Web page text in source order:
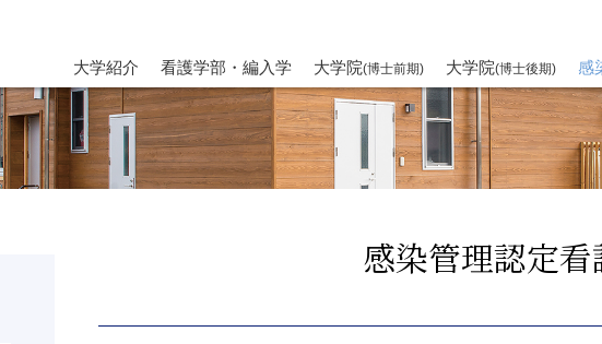
大学紹介 看護学部・編入学 大学院(博士前期) 大学院(博士後期) 感
感染管理認定